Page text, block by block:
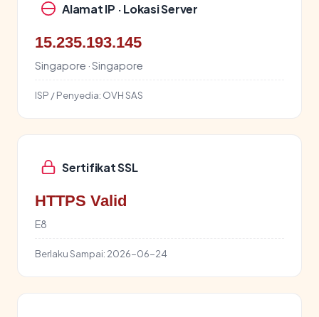
Alamat IP · Lokasi Server
15.235.193.145
Singapore · Singapore
ISP / Penyedia: OVH SAS
Sertifikat SSL
HTTPS Valid
E8
Berlaku Sampai: 2026-06-24